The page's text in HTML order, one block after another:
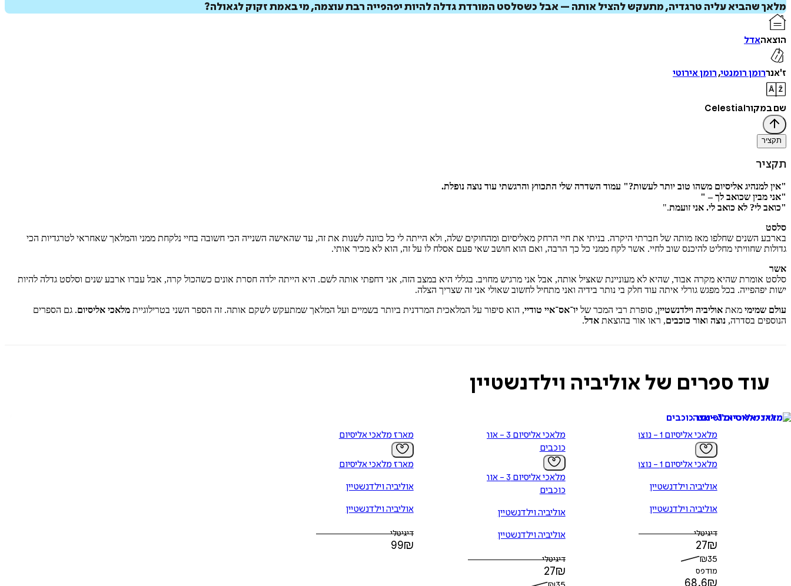
מלאך שהביא עליה טרגדיה, מתעקש להציל אותה – אבל כשסלסט המורדת גדלה להיות יפהפייה רבת עוצמה, מי באמת זקוק לגאולה?
הוצאהאדל
ז'אנררומן רומנטי, רומן אירוטי
שם במקורCelestial
תקציר
תקציר
"אין למנהיג אליסיום משהו טוב יותר לעשות?" עמוד השדרה שלי התכווץ והרגשתי עוד נוצה נופלת.
"אני מבין שכואב לך – "
"כואב לי? לא כואב לי. אני זועמת."
סלסט
בארבע השנים שחלפו מאז מותה של חברתי היקרה. בניתי את חיי הרחק מאליסיום ומהחוקים שלה, ולא הייתה לי כל כוונה לשנות את זה, עד שהאישה השנייה הכי חשובה בחיי נלקחת ממני והמלאך שאחראי לטרגדיות הכי
גדולות שחוויתי מחליט להיכנס שוב לחיי. אשר לקח ממני כל כך הרבה, ואם הוא חושב שאי פעם אסלח לו על זה, הוא לא מכיר אותי.
אשר
סלסט אומרת שהיא מקרה אבוד, שהיא לא מעוניינת שאציל אותה, אבל אני מרגיש מחויב. בגללי היא במצב הזה, אני דחפתי אותה לשם. היא הייתה ילדה חסרת אונים כשהכול קרה, אבל עברו ארבע שנים וסלסט גדלה להיות
ישות יפהפייה. בכל מפגש גורלי איתה עוד חלק בי נותר בידיה ואני מתחיל לחשוב שאולי אני זה שצריך הצלה.
עולם שמימי מאת אוליביה וילדנשטיין, סופרת רבי המכר של יו־אס־איי טודיי, הוא סיפור על המלאכית המרדנית ביותר בשמיים ועל המלאך שמתעקש לשקם אותה. זה הספר השני בטרילוגיית מלאכי אליסיום. גם הספרים
הנוספים בסדרה, נוצה ואור כוכבים, ראו אור בהוצאת אדל.
עוד ספרים של אוליביה וילדנשטיין
מלאכי אליסיום 1 - נוצה
מלאכי אליסיום 1 - נוצה
אוליביה וילדנשטיין
אוליביה וילדנשטיין
דיגיטלי
27₪
₪35
מודפס
מלאכי אליסיום 3 - אור
כוכבים
מלאכי אליסיום 3 - אור
כוכבים
אוליביה וילדנשטיין
אוליביה וילדנשטיין
דיגיטלי
27₪
מארז מלאכי אליסיום
מארז מלאכי אליסיום
אוליביה וילדנשטיין
אוליביה וילדנשטיין
דיגיטלי
99₪